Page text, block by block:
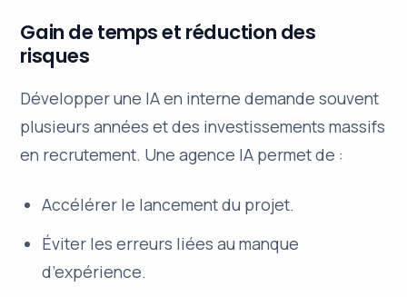
Gain de temps et réduction des
risques
Développer une IA en interne demande souvent
plusieurs années et des investissements massifs
en recrutement. Une agence IA permet de :
Accélérer le lancement du projet.
Éviter les erreurs liées au manque
d’expérience.